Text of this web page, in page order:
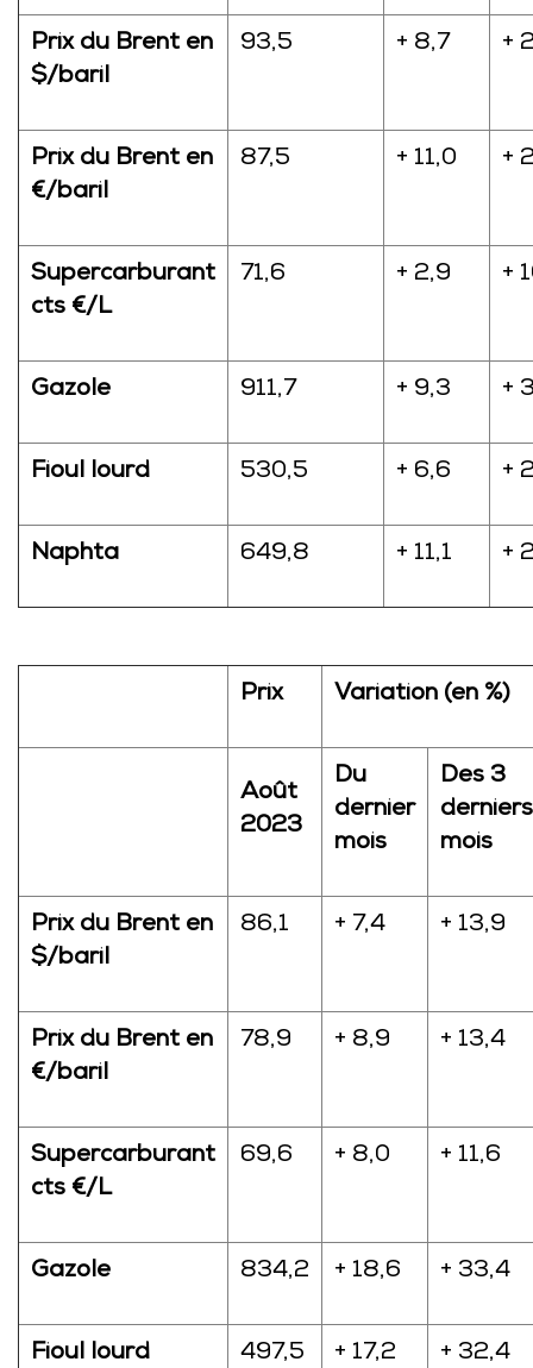
Prix du Brent en
$/baril
93,5 + 8,7 +
Prix du Brent en
€/baril
87,5 + 11,0 +
Supercarburant
cts €/L
71,6 + 2,9 +
Gazole 911,7 + 9,3 +
Fioul lourd 530,5 + 6,6 +
Naphta 649,8 + 11,1 +
Prix Variation (en %)
Août
2023
Du
dernier
mois
Des 3
derniers
mois
Prix du Brent en
$/baril
86,1 + 7,4 + 13,9
Prix du Brent en
€/baril
78,9 + 8,9 + 13,4
Supercarburant
cts €/L
69,6 + 8,0 + 11,6
Gazole 834,2 + 18,6 + 33,4
Fioul lourd 497,5 + 17,2 + 32,4